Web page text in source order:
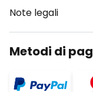
Note legali
Metodi di